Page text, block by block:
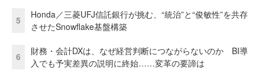
5
Honda／三菱UFJ信託銀行が挑む、“統治”と“俊敏性”を共存
させたSnowflake基盤構築
6
財務・会計DXは、なぜ経営判断につながらないのか BI導
入でも予実差異の説明に終始……変革の要諦は